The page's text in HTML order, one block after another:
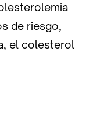
de riesgo,
el colesterol